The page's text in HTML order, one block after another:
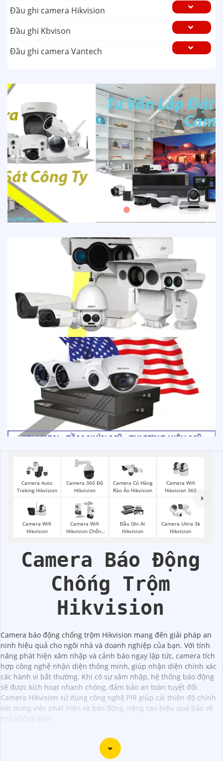
Đầu ghi camera Hikvision
Đầu ghi Kbvison
Đầu ghi camera Vantech
Camera Auto
Traking Hikvision
Camera 360 Độ
Hikvision
Camera Có Hàng
Rào Ảo Hikvision
Camera Wifi
Hikvision 360
Camera Wifi
Hikvision
Camera Wifi
Hikvision Chống
Đầu Ghi AI
Hikvision
Camera Ultra 3k
Hikvision
Camera Báo Động
Chống Trộm
Hikvision
Camera báo động chống trộm Hikvision mang đến giải pháp an
ninh hiệu quả cho ngôi nhà và doanh nghiệp của bạn. Với tính
năng phát hiện xâm nhập và cảnh báo ngay lập tức, camera tích
hợp công nghệ nhận diện thông minh, giúp nhận diện chính xác
các hành vi bất thường. Khi có sự xâm nhập, hệ thống báo động
sẽ được kích hoạt nhanh chóng, đảm bảo an toàn tuyệt đối.
Camera Hikvision sử dụng công nghệ PIR giúp cải thiện độ chính
xác trong việc phát hiện và báo động, nâng cao hiệu quả bảo vệ
mọi không gian.